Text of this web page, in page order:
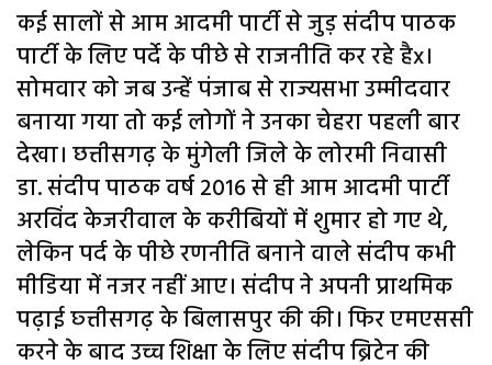
कई सालों से आम आदमी पार्टी से जुड़ संदीप पाठक
पार्टी के लिए पर्दे के पीछे से राजनीति कर रहे हैx।
सोमवार को जब उन्हें पंजाब से राज्यसभा उम्मीदवार
बनाया गया तो कई लोगों ने उनका चेहरा पहली बार
देखा। छत्तीसगढ़ के मुंगेली जिले के लोरमी निवासी
डा. संदीप पाठक वर्ष 2016 से ही आम आदमी पार्टी
अरविंद केजरीवाल के करीबियों में शुमार हो गए थे,
लेकिन पर्द के पीछे रणनीति बनाने वाले संदीप कभी
मीडिया में नजर नहीं आए। संदीप ने अपनी प्राथमिक
पढ़ाई छ्त्तीसगढ़ के बिलासपुर की की। फिर एमएससी
करने के बाद उच्च शिक्षा के लिए संदीप ब्रिटेन की